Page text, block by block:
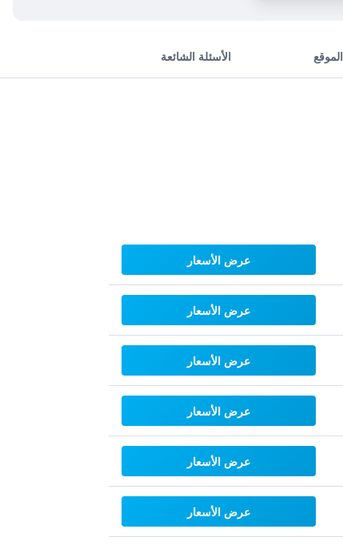
الموقع الأسئلة الشائعة
عرض الأسعار
عرض الأسعار
عرض الأسعار
عرض الأسعار
عرض الأسعار
عرض الأسعار